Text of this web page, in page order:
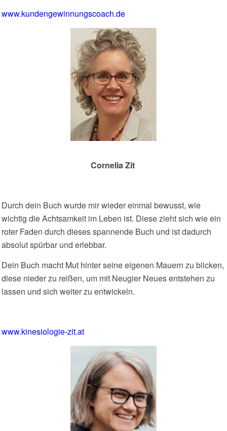
www.kundengewinnungscoach.de
Cornelia Zit
Durch dein Buch wurde mir wieder einmal bewusst, wie
wichtig die Achtsamkeit im Leben ist. Diese zieht sich wie ein
roter Faden durch dieses spannende Buch und ist dadurch
absolut spürbar und erlebbar.
Dein Buch macht Mut hinter seine eigenen Mauern zu blicken,
diese nieder zu reißen, um mit Neugier Neues entstehen zu
lassen und sich weiter zu entwickeln.
www.kinesiologie-zit.at